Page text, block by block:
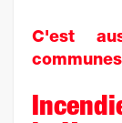
C'est